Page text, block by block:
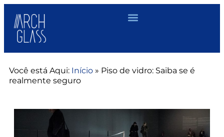
Você está Aqui: Início » Piso de vidro: Saiba se é
realmente seguro